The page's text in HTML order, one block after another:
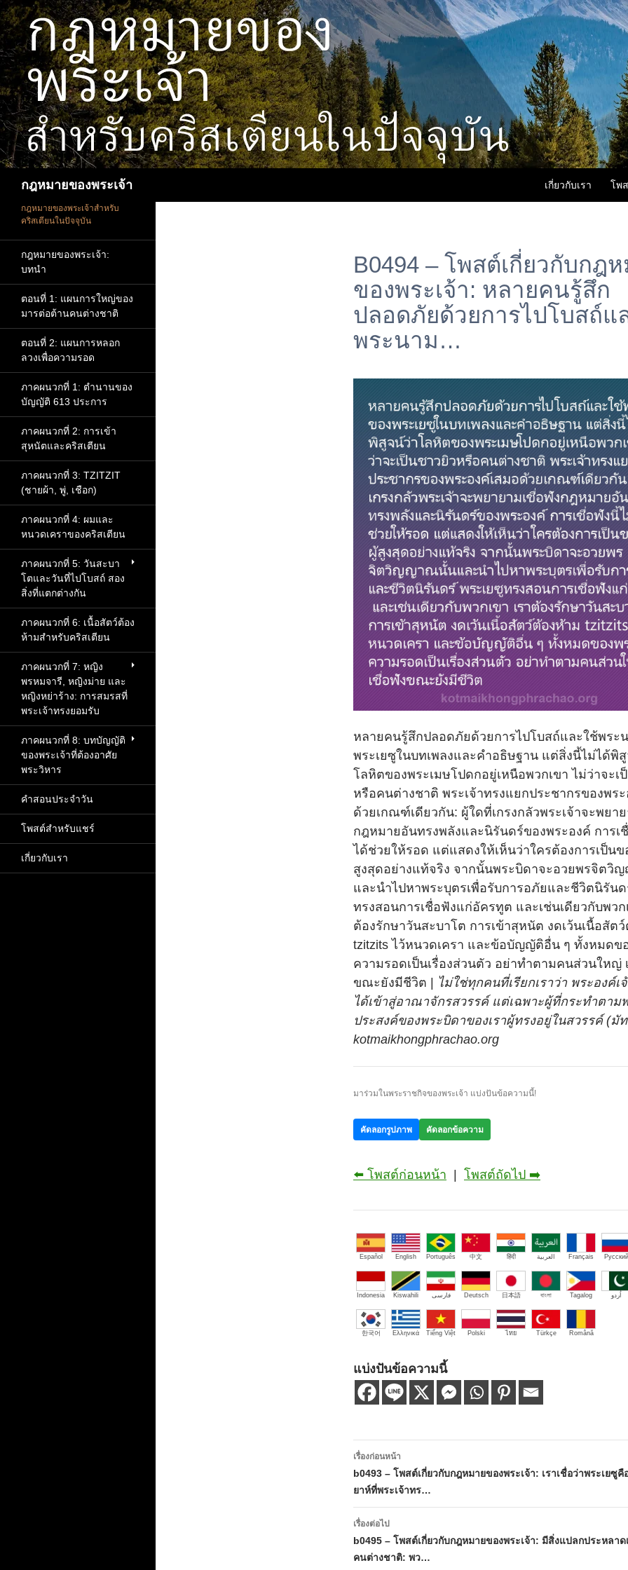
ข้าม
ไป
ยัง
เนื้อหา
กฎหมายของพระเจ้า เกี่ยวกับเรา โพ
B0494 – โพสต์เกี่ยวกับกฎ
ของพระเจ้า: หลายคนรู้สึก
ปลอดภัยด้วยการไปโบสถ์แ
พระนาม…
หลายคนรู้สึกปลอดภัยด้วยการไปโบสถ์และใช้พระ
พระเยซูในบทเพลงและคำอธิษฐาน แต่สิ่งนี้ไม่ได้พิ
โลหิตของพระเมษโปดกอยู่เหนือพวกเขา ไม่ว่าจะเ
หรือคนต่างชาติ พระเจ้าทรงแยกประชากรของพระ
ด้วยเกณฑ์เดียวกัน: ผู้ใดที่เกรงกลัวพระเจ้าจะพยา
กฎหมายอันทรงพลังและนิรันดร์ของพระองค์ การเ
ได้ช่วยให้รอด แต่แสดงให้เห็นว่าใครต้องการเป็นข
สูงสุดอย่างแท้จริง จากนั้นพระบิดาจะอวยพรจิตวิ
และนำไปหาพระบุตรเพื่อรับการอภัยและชีวิตนิรันด
ทรงสอนการเชื่อฟังแก่อัครทูต และเช่นเดียวกับพวก
ต้องรักษาวันสะบาโต การเข้าสุหนัต งดเว้นเนื้อสัต
tzitzits ไว้หนวดเครา และข้อบัญญัติอื่น ๆ ทั้งหมดข
ความรอดเป็นเรื่องส่วนตัว อย่าทำตามคนส่วนใหญ่
ขณะยังมีชีวิต |
ไม่ใช่ทุกคนที่เรียกเราว่า พระองค์เ
ได้เข้าสู่อาณาจักรสวรรค์ แต่เฉพาะผู้ที่กระทำตาม
ประสงค์ของพระบิดาของเราผู้ทรงอยู่ในสวรรค์ (มั
kotmaikhongphrachao.org
มาร่วมในพระราชกิจของพระเจ้า แบ่งปันข้อความนี้!
คัดลอกรูปภาพ คัดลอกข้อความ
⬅️ โพสต์ก่อนหน้า โพสต์ถัดไป ➡️
Español English Português 中文 हिंदी العربية Français Русский
Indonesia Kiswahili فارسی Deutsch 日本語 বাংলা Tagalog اُردو
한국어 Ελληνικά Tiếng Việt Polski ไทย Türkçe Română
แบ่งปันข้อความนี้
เมนู
นำทาง
เรื่อง
เรื่องก่อนหน้า
b0493 – โพสต์เกี่ยวกับกฎหมายของพระเจ้า: เราเชื่อว่าพระเยซูคื
ยาห์ที่พระเจ้าทร…
เรื่องต่อไป
b0495 – โพสต์เกี่ยวกับกฎหมายของพระเจ้า: มีสิ่งแปลกประหลา
คนต่างชาติ: พว…
กฎหมายของพระเจ้าสำหรับ
คริสเตียนในปัจจุบัน
กฎหมายของพระเจ้า:
บทนำ
ตอนที่ 1: แผนการใหญ่ของ
มารต่อต้านคนต่างชาติ
ตอนที่ 2: แผนการหลอก
ลวงเพื่อความรอด
ภาคผนวกที่ 1: ตำนานของ
บัญญัติ 613 ประการ
ภาคผนวกที่ 2: การเข้า
สุหนัตและคริสเตียน
ภาคผนวกที่ 3: TZITZIT
(ชายผ้า, พู่, เชือก)
ภาคผนวกที่ 4: ผมและ
หนวดเคราของคริสเตียน
ภาคผนวกที่ 5: วันสะบา
โตและวันที่ไปโบสถ์ สอง
สิ่งที่แตกต่างกัน
ภาคผนวกที่ 6: เนื้อสัตว์ต้อง
ห้ามสำหรับคริสเตียน
ภาคผนวกที่ 7: หญิง
พรหมจารี, หญิงม่าย และ
หญิงหย่าร้าง: การสมรสที่
พระเจ้าทรงยอมรับ
ภาคผนวกที่ 8: บทบัญญัติ
ของพระเจ้าที่ต้องอาศัย
พระวิหาร
คำสอนประจำวัน
โพสต์สำหรับแชร์
เกี่ยวกับเรา